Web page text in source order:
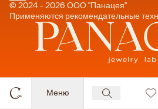
Меню
© 2024 - 2026 ООО "Панацея"
Применяются рекомендательные